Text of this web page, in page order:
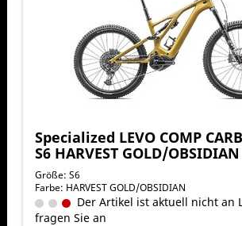
Specialized LEVO COMP
S6 HARVEST GOLD/OBSIDIAN
Größe: S6
Farbe: HARVEST GOLD/OBSIDIAN
Der Artikel ist aktuell nicht an
fragen Sie an